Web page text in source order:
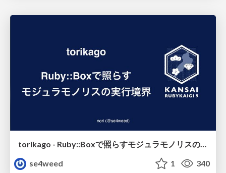
torikago - Ruby::Boxで照らすモジュラモノリスの実行境界
se4weed
1 340